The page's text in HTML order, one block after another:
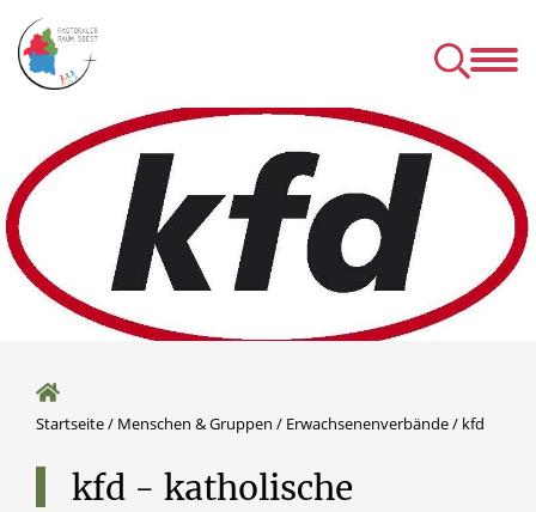
& Einrichtungen
Startseite/ Menschen & Gruppen / Erwachsenenverbände/ kfd
kfd - katholische